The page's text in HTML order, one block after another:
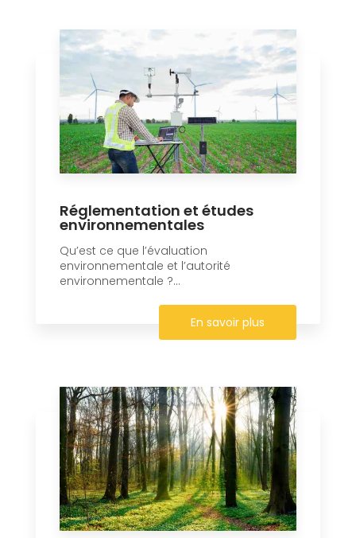
Réglementation et études
environnementales
Qu’est ce que l’évaluation
environnementale et l’autorité
environnementale ?...
En savoir plus